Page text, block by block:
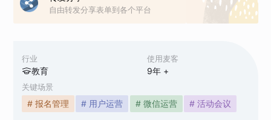
行业
教育
使用麦客
9年 +
关键场景
# 报名管理 # 用户运营 # 微信运营 # 活动会议
自由转发分享表单到各个平台